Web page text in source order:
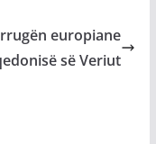
europiane
së Veriut